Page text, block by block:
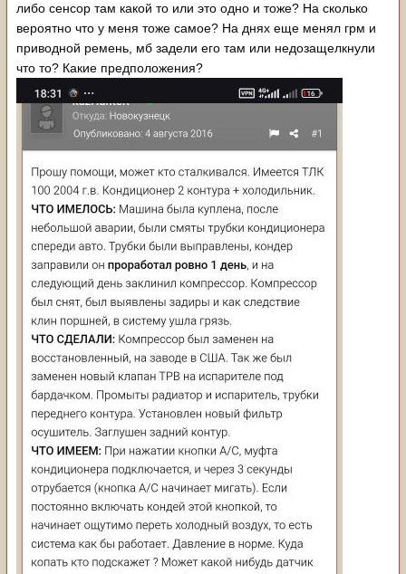
либо сенсор там какой то или это одно и тоже? На сколько
вероятно что у меня тоже самое? На днях еще менял грм и
приводной ремень, мб задели его там или недозащелкнули
что то? Какие предположения?